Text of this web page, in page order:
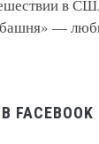
в
—
FACEBOOK